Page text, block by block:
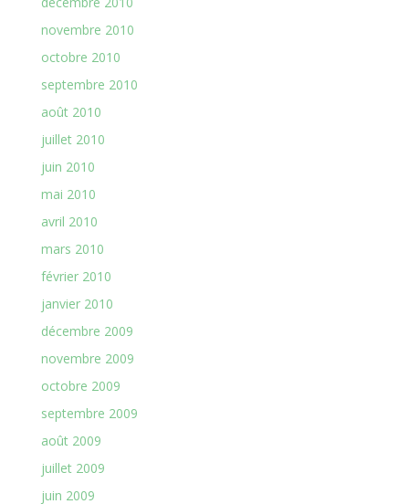
novembre 2010
octobre 2010
septembre 2010
août 2010
juillet 2010
juin 2010
mai 2010
avril 2010
mars 2010
février 2010
janvier 2010
décembre 2009
novembre 2009
octobre 2009
septembre 2009
août 2009
juillet 2009
juin 2009